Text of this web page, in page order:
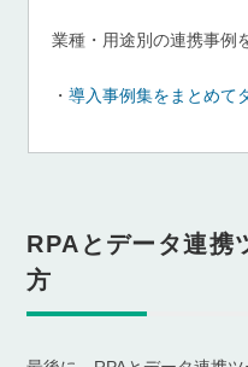
業種・用途別の連携事例
・ 導入事例集をまとめて
RPAとデータ連携
方